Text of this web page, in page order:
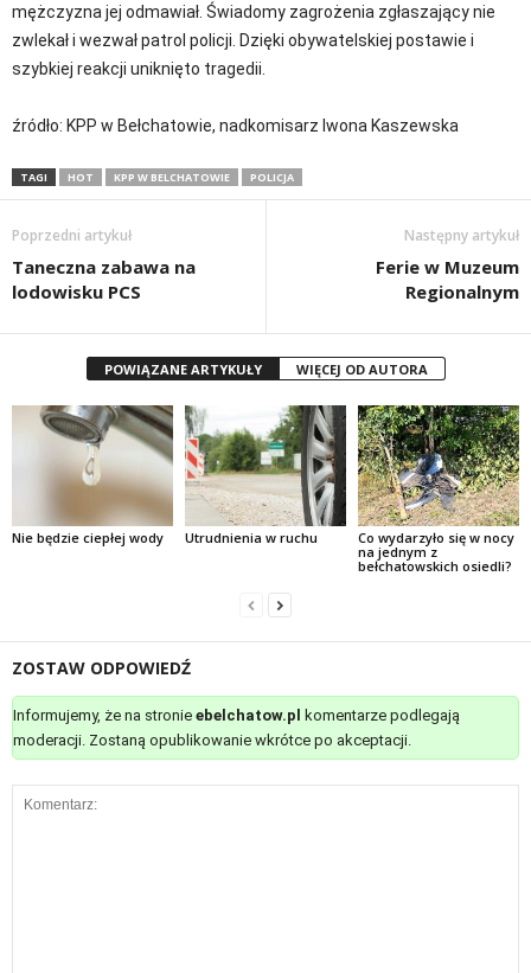
mężczyzna jej odmawiał. Świadomy zagrożenia zgłaszający nie
zwlekał i wezwał patrol policji. Dzięki obywatelskiej postawie i
szybkiej reakcji uniknięto tragedii.
źródło: KPP w Bełchatowie, nadkomisarz Iwona Kaszewska
TAGI HOT KPP W BELCHATOWIE POLICJA
Poprzedni artykuł
Taneczna zabawa na
lodowisku PCS
Następny artykuł
Ferie w Muzeum
Regionalnym
POWIĄZANE ARTYKUŁY WIĘCEJ OD AUTORA
Nie będzie ciepłej wody Utrudnienia w ruchu
Co wydarzyło się w nocy
na jednym z
bełchatowskich osiedli?
ZOSTAW ODPOWIEDŹ
Informujemy, że na stronie ebelchatow.pl
komentarze podlegają
moderacji. Zostaną opublikowanie wkrótce po akceptacji.